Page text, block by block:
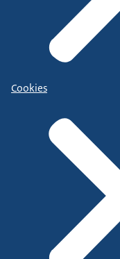
Cookies